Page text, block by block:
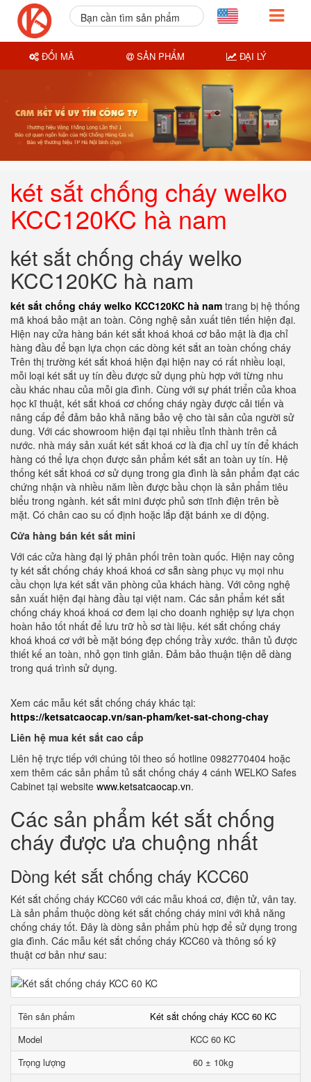
két sắt chống cháy welko
KCC120KC hà nam
két sắt chống cháy welko
KCC120KC hà nam
két sắt chống cháy welko KCC120KC hà nam trang bị hệ thống
mã khoá bảo mật an toàn. Công nghệ sản xuất tiên tiến hiện đại.
Hiện nay cửa hàng bán két sắt khoá khoá cơ bảo mật là địa chỉ
hàng đầu để bạn lựa chọn các dòng két sắt an toàn chống cháy
Trên thị trường két sắt khoá hiện đại hiện nay có rất nhiều loại,
mỗi loại két sắt uy tín đều được sử dụng phù hợp với từng nhu
cầu khác nhau của mỗi gia đình. Cùng với sự phát triển của khoa
học kĩ thuật, két sắt khoá cơ chống cháy ngày được cải tiến và
nâng cấp để đảm bảo khả năng bảo vệ cho tài sản của người sử
dung. Với các showroom hiện đại tại nhiều tỉnh thành trên cả
nước. nhà máy sản xuất két sắt khoá cơ là địa chỉ uy tín để khách
hàng có thể lựa chọn được sản phẩm két sắt an toàn uy tín. Hệ
thống két sắt khoá cơ sử dụng trong gia đình là sản phẩm đạt các
chứng nhận và nhiều năm liền được bầu chọn là sản phẩm tiêu
biểu trong ngành. két sắt mini được phủ sơn tĩnh điện trên bề
mặt. Có chân cao su cố định hoặc lắp đặt bánh xe di động.
Cửa hàng bán két sắt mini
Với các cửa hàng đại lý phân phối trên toàn quốc. Hiện nay công
ty két sắt chống cháy khoá khoá cơ sẵn sàng phục vụ mọi nhu
cầu chọn lựa két sắt văn phòng của khách hàng. Với công nghệ
sản xuất hiện đại hàng đầu tại việt nam. Các sản phẩm két sắt
chống cháy khoá khoá cơ đem lại cho doanh nghiệp sự lựa chọn
hoàn hảo tốt nhất để lưu trữ hồ sơ tài liệu. két sắt chống cháy
khoá khoá cơ với bề mặt bóng đẹp chống trầy xước. thân tủ được
thiết kế an toàn, nhỏ gọn tinh giản. Đảm bảo thuận tiện dễ dàng
trong quá trình sử dụng.
Xem các mẫu két sắt chống cháy khác tại:
https://ketsatcaocap.vn/san-pham/ket-sat-chong-chay
Liên hệ mua két sắt cao cấp
Liên hệ trực tiếp với chúng tôi theo số hotline 0982770404 hoặc
xem thêm các sản phẩm tủ sắt chống cháy 4 cánh WELKO Safes
Cabinet tại website www.ketsatcaocap.vn.
Các sản phẩm két sắt chống
cháy được ưa chuộng nhất
Dòng két sắt chống cháy KCC60
Két sắt chống cháy KCC60 với các mẫu khoá cơ, điện tử, vân tay.
Là sản phẩm thuộc dòng két sắt chống cháy mini với khả năng
chống cháy tốt. Đây là dòng sản phẩm phù hợp để sử dụng trong
gia đình. Các mẫu két sắt chống cháy KCC60 và thông số kỹ
thuật cơ bản như sau:
Tên sản phẩm
Két sắt chống cháy KCC 60 KC
Model
KCC 60 KC
Trọng lượng
60 ± 10kg
Bạn cần tìm sản phẩm
ĐỔI MÃ SẢN PHẨM ĐẠI LÝ